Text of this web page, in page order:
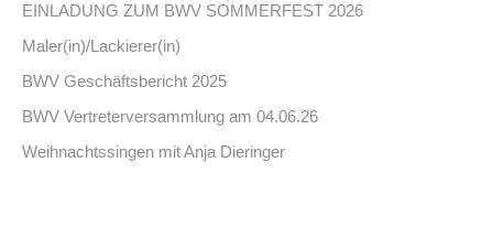
EINLADUNG ZUM BWV SOMMERFEST 2026
Maler(in)/Lackierer(in)
BWV Geschäftsbericht 2025
BWV Vertreterversammlung am 04.06.26
Weihnachtssingen mit Anja Dieringer